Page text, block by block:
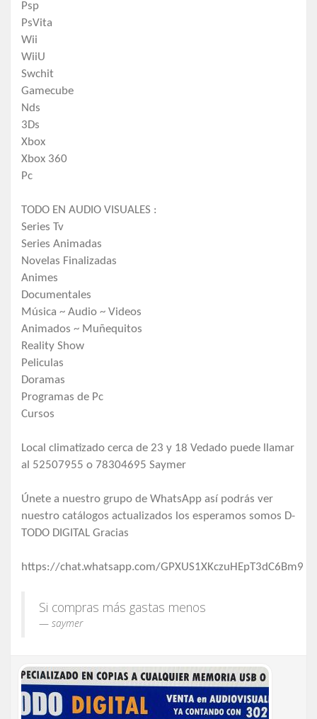
Psp
PsVita
Wii
WiiU
Swchit
Gamecube
Nds
3Ds
Xbox
Xbox 360
Pc
TODO EN AUDIO VISUALES :
Series Tv
Series Animadas
Novelas Finalizadas
Animes
Documentales
Música ~ Audio ~ Videos
Animados ~ Muñequitos
Reality Show
Peliculas
Doramas
Programas de Pc
Cursos
Local climatizado cerca de 23 y 18 Vedado puede llamar
al 52507955 o 78304695 Saymer
Únete a nuestro grupo de WhatsApp así podrás ver
nuestro catálogos actualizados los esperamos somos D-
TODO DIGITAL Gracias
https://chat.whatsapp.com/GPXUS1XKczuHEpT3dC6Bm9
Si compras más gastas menos
saymer